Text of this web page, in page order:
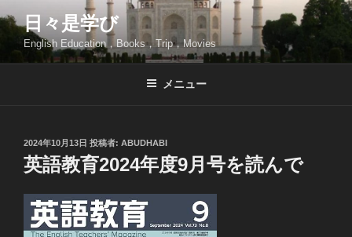
ン
ン
日々是学び
English Education，Books，Trip，Movies
メニュー
投
稿
日:
2024年10月13日 投稿者: ABUDHABI
英語教育2024年度9月号を読んで